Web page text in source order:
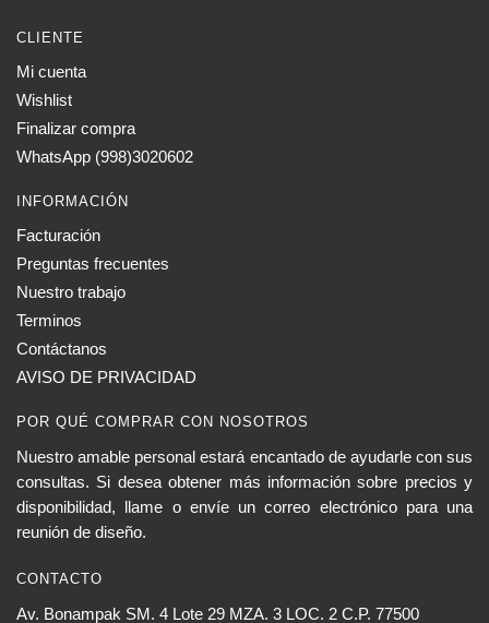
CLIENTE
Mi cuenta
Wishlist
Finalizar compra
WhatsApp (998)3020602
INFORMACIÓN
Facturación
Preguntas frecuentes
Nuestro trabajo
Terminos
Contáctanos
AVISO DE PRIVACIDAD
POR QUÉ COMPRAR CON NOSOTROS
Nuestro amable personal estará encantado de ayudarle con sus
consultas. Si desea obtener más información sobre precios y
disponibilidad, llame o envíe un correo electrónico para una
reunión de diseño.
CONTACTO
Av. Bonampak SM. 4 Lote 29 MZA. 3 LOC. 2 C.P. 77500